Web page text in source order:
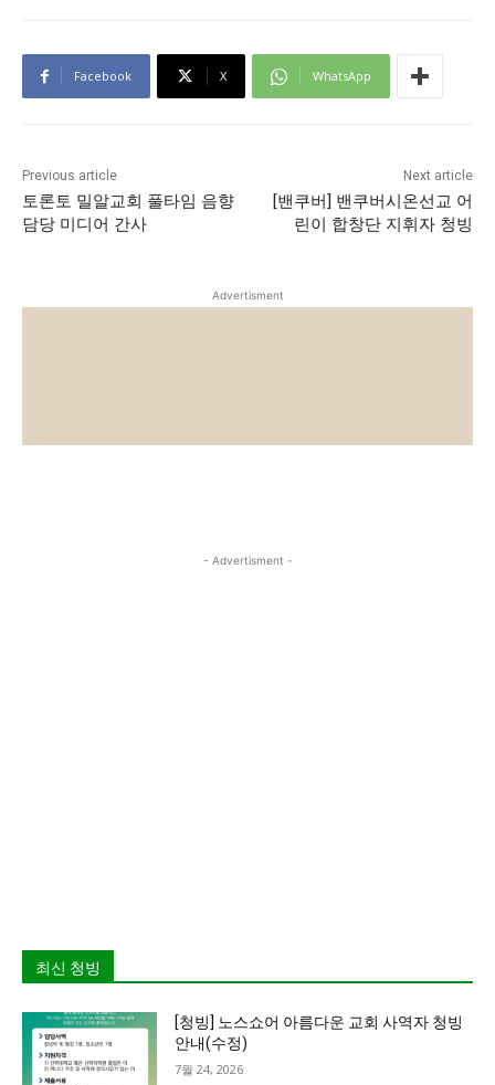
Facebook X WhatsApp
Previous article
토론토 밀알교회 풀타임 음향
담당 미디어 간사
Next article
[밴쿠버] 밴쿠버시온선교 어
린이 합창단 지휘자 청빙
Advertisment
- Advertisment -
최신 청빙
[청빙] 노스쇼어 아름다운 교회 사역자 청빙
안내(수정)
7월 24, 2026